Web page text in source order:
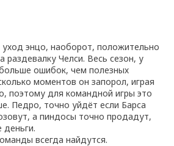
энцо, наоборот, положительно
раздевалку Челси. Весь сезон, у
ошибок, чем полезных
моментов он запорол, играя
поэтому для командной игры это
Педро, точно уйдёт если Барса
а пиндосы точно продадут,
деньги.
всегда найдутся.